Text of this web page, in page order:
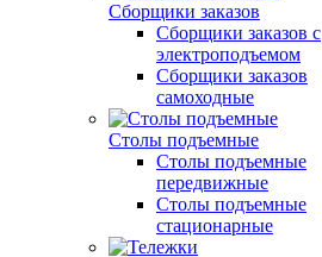
Сборщики заказов
Сборщики заказов с
электроподъемом
Сборщики заказов
самоходные
Столы подъемные
Столы подъемные
передвижные
Столы подъемные
стационарные